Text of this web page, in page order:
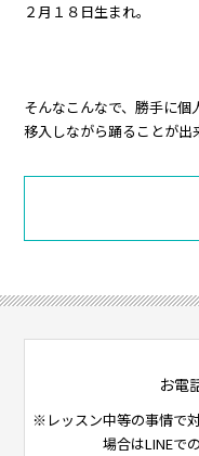
２月１８日生まれ。
そんなこんなで、勝手に
移入しながら踊ることが出
お電
※レッスン中等の事情で
場合はLINEで